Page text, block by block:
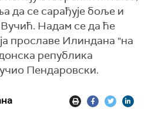
да се сарађује боље и
Надам се да ће
прославе Илиндана "на
република
Пендаровски.